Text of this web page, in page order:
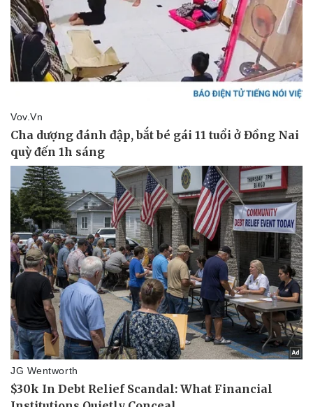
Doanh nghiệp
Thông tin doanh nghiệp
Doanh nghiệp 24h
Doanh nhân
Vì cộng đồng
Công nghệ
Sành điệu
Tin Công nghệ
Trải nghiệm
Chuyển đổi số